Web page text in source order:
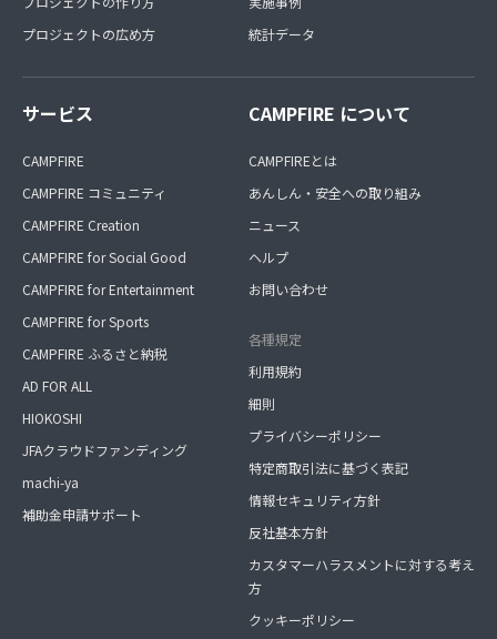
プロジェクトの広め方
統計データ
サービス
CAMPFIRE
CAMPFIRE コミュニティ
CAMPFIRE Creation
CAMPFIRE for Social Good
CAMPFIRE for Entertainment
CAMPFIRE for Sports
CAMPFIRE ふるさと納税
AD FOR ALL
HIOKOSHI
JFAクラウドファンディング
machi-ya
補助金申請サポート
CAMPFIRE について
CAMPFIREとは
あんしん・安全への取り組み
ニュース
ヘルプ
お問い合わせ
各種規定
利用規約
細則
プライバシーポリシー
特定商取引法に基づく表記
情報セキュリティ方針
反社基本方針
カスタマーハラスメントに対する考え
方
クッキーポリシー